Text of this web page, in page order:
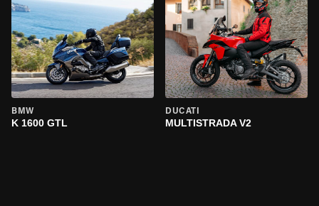
BMW
K 1600 GTL
DUCATI
MULTISTRADA V2